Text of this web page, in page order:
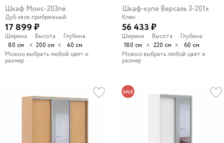
Шкаф Монс-203ne
Дуб эвок прибрежный
17 899 ₽
Ширина
80 см
х
Высота
200 см х
Глубина
40 см
Можно выбрать любой цвет и
размер
Шкаф-купе Версаль 3-201x
Клен
56 433 ₽
Ширина
180 см х
Высота
220 см х
Глубина
60 см
Можно выбрать любой цвет и
размер